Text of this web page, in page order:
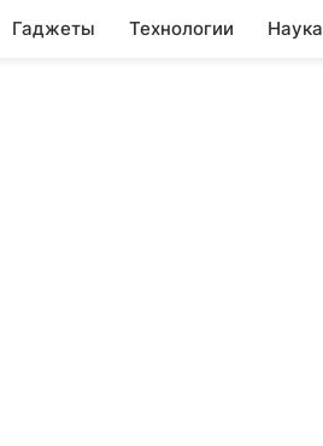
Гаджеты Технологии Наука